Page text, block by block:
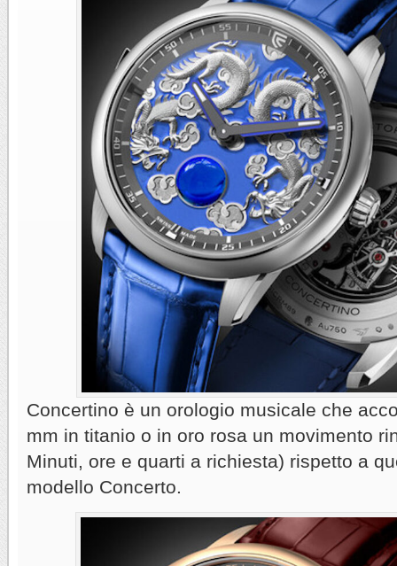
Concertino è un orologio musicale che
mm in titanio o in oro rosa un movimento
Minuti, ore e quarti a richiesta) rispetto a
modello Concerto.